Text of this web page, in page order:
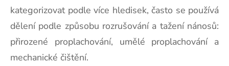
kategorizovat podle více hledisek, často se používá
dělení podle způsobu rozrušování a tažení nánosů:
přirozené proplachování, umělé proplachování a
mechanické čištění.